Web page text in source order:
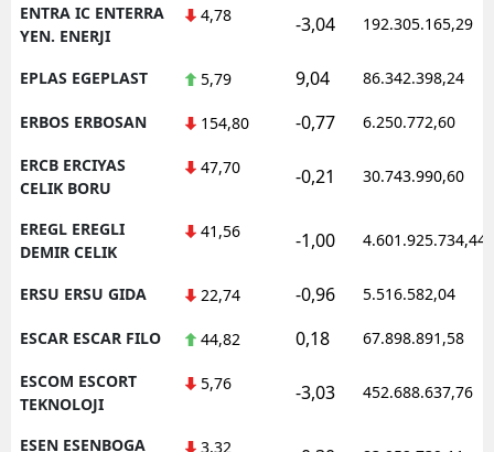
ENTRA IC ENTERRA
YEN. ENERJI
4,78 -3,04 192.305.165,29
EPLAS EGEPLAST 5,79 9,04 86.342.398,24
ERBOS ERBOSAN 154,80 -0,77 6.250.772,60
ERCB ERCIYAS
CELIK BORU
47,70 -0,21 30.743.990,60
EREGL EREGLI
DEMIR CELIK
41,56 -1,00 4.601.925.734,44
ERSU ERSU GIDA 22,74 -0,96 5.516.582,04
ESCAR ESCAR FILO 44,82 0,18 67.898.891,58
ESCOM ESCORT
TEKNOLOJI
5,76 -3,03 452.688.637,76
ESEN ESENBOGA
3,32